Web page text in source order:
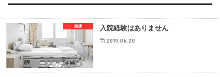
健康 入院経験はありません
2019.06.20